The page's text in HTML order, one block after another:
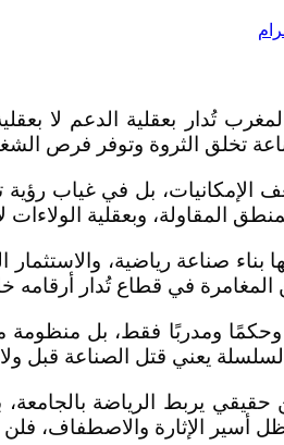
تُدار بعقلية الدعم لا
تخلق الثروة وتوفر فرص
بل في غياب رؤية
المقاولة، وبعقلية
بناء صناعة رياضية،
المغامرة في قطاع تُدار
ومدربًا فقط، بل منظومة
يعني قتل الصناعة قبل
يربط الرياضة بالجامعة،
ظل أسير الإثارة والاصطفاف،